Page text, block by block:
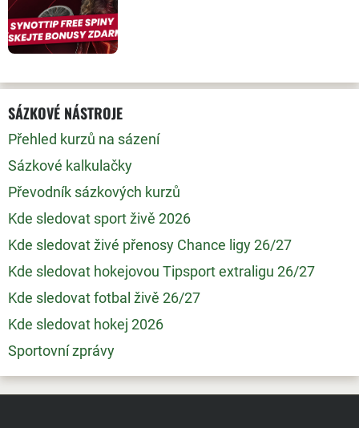
SÁZKOVÉ NÁSTROJE
Přehled kurzů na sázení
Sázkové kalkulačky
Převodník sázkových kurzů
Kde sledovat sport živě 2026
Kde sledovat živé přenosy Chance ligy 26/27
Kde sledovat hokejovou Tipsport extraligu 26/27
Kde sledovat fotbal živě 26/27
Kde sledovat hokej 2026
Sportovní zprávy